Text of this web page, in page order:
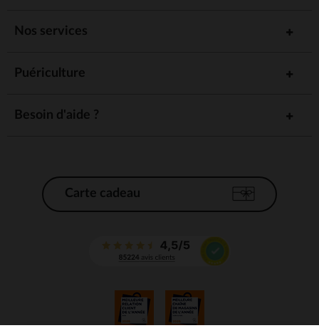
Nos services
Puériculture
Besoin d'aide ?
Carte cadeau